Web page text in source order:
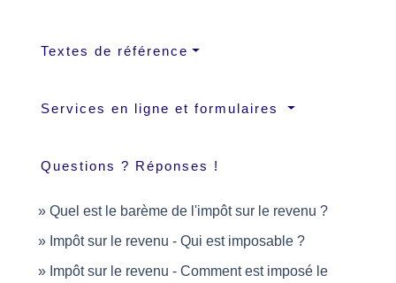
Textes de référence
Services en ligne et formulaires
Questions ? Réponses !
Quel est le barème de l'impôt sur le revenu ?
Impôt sur le revenu - Qui est imposable ?
Impôt sur le revenu - Comment est imposé le